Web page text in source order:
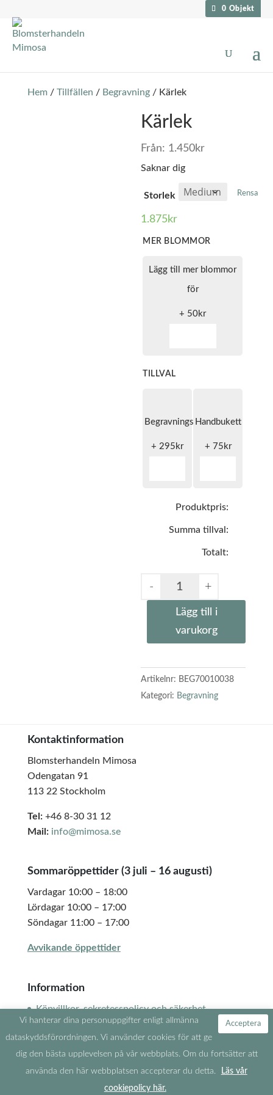
0 Objekt
Hem/ Tillfällen / Begravning/ Kärlek
Kärlek
Från: 1.450kr
Saknar dig
Storlek Rensa
1.875kr
MER BLOMMOR
Lägg till mer blommor
för
+ 50kr
TILLVAL
Begravningsband
+ 295 kr
Handbukett
+ 75 kr
Produktpris:
Summa tillval:
Totalt:
Lägg till i
varukorg
Artikelnr: BEG70010038
Kategori: Begravning
Kontaktinformation
Blomsterhandeln Mimosa
Odengatan 91
113 22 Stockholm
Tel:+46 8-30 31 12
Mail: info@mimosa.se
Sommaröppettider (3 juli – 16 augusti)
Vardagar 10:00 – 18:00
Lördagar 10:00 – 17:00
Söndagar 11:00 – 17:00
Avvikande öppettider
Information
Köpvillkor, sekretesspolicy och säkerhet
Mina sidor
Acceptera
Vi hanterar dina personuppgifter enligt allmänna
dataskyddsförordningen. Vi använder cookies för att ge
dig den bästa upplevelsen på vår webbplats. Om du fortsätter att
använda den här webbplatsen accepterar du detta.
Läs vår
cookiepolicy här.